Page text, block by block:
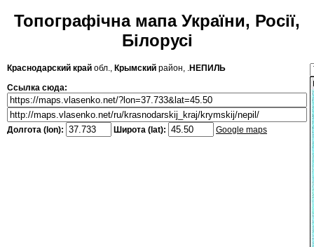
Топографічна мапа України, Росії,
Білорусі
Краснодарский край обл., Крымский район, .НЕПИЛЬ
Ссылка сюда:
Долгота (lon): Широта (lat): Google maps